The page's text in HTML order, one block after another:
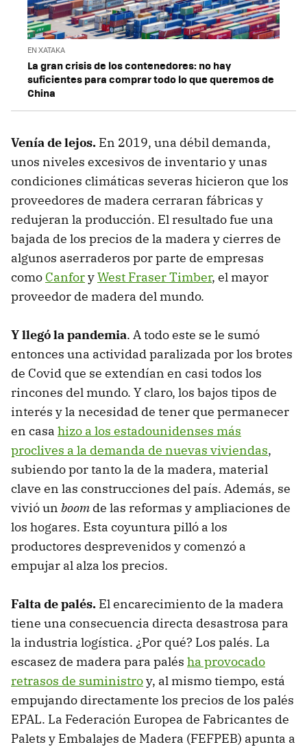
EN XATAKA
La gran crisis de los contenedores: no hay
suficientes para comprar todo lo que queremos de
China
Venía de lejos. En 2019, una débil demanda,
unos niveles excesivos de inventario y unas
condiciones climáticas severas hicieron que los
proveedores de madera cerraran fábricas y
redujeran la producción. El resultado fue una
bajada de los precios de la madera y cierres de
algunos aserraderos por parte de empresas
como CanforyWest Fraser Timber, el mayor
proveedor de madera del mundo.
Y llegó la pandemia. A todo este se le sumó
entonces una actividad paralizada por los brotes
de Covid que se extendían en casi todos los
rincones del mundo. Y claro, los bajos tipos de
interés y la necesidad de tener que permanecer
en casa hizo a los estadounidenses más
proclives a la demanda de nuevas viviendas,
subiendo por tanto la de la madera, material
clave en las construcciones del país. Además, se
vivió un boom de las reformas y ampliaciones de
los hogares. Esta coyuntura pilló a los
productores desprevenidos y comenzó a
empujar al alza los precios.
Falta de palés. El encarecimiento de la madera
tiene una consecuencia directa desastrosa para
la industria logística. ¿Por qué? Los palés. La
escasez de madera para palés ha provocado
retrasos de suministroy, al mismo tiempo, está
empujando directamente los precios de los palés
EPAL. La Federación Europea de Fabricantes de
Palets y Embalajes de Madera (FEFPEB) apunta a